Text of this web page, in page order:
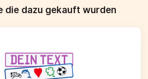
die dazu gekauft wurden